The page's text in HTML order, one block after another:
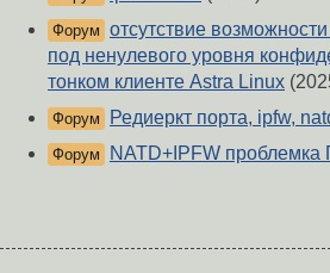
Форум отсутствие
под ненулевого уровня
тонком клиенте Astra Linux
Форум Редиеркт порта, ipfw,
Форум NATD+IPFW проблемка